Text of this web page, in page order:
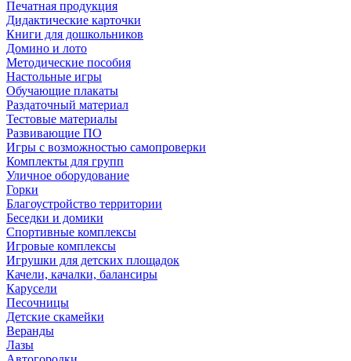
Печатная продукция
Дидактические карточки
Книги для дошкольников
Домино и лото
Методические пособия
Настольные игры
Обучающие плакаты
Раздаточный материал
Тестовые материалы
Развивающие ПО
Игры с возможностью самопроверки
Комплекты для групп
Уличное оборудование
Горки
Благоустройство территории
Беседки и домики
Спортивные комплексы
Игровые комплексы
Игрушки для детских площадок
Качели, качалки, балансиры
Карусели
Песочницы
Детские скамейки
Веранды
Лазы